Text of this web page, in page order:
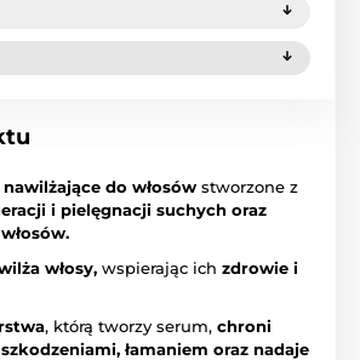
do włosów stworzone z
i pielęgnacji suchych oraz
włosy, wspierając ich zdrowie i
, którą tworzy serum, chroni
łamaniem oraz nadaje